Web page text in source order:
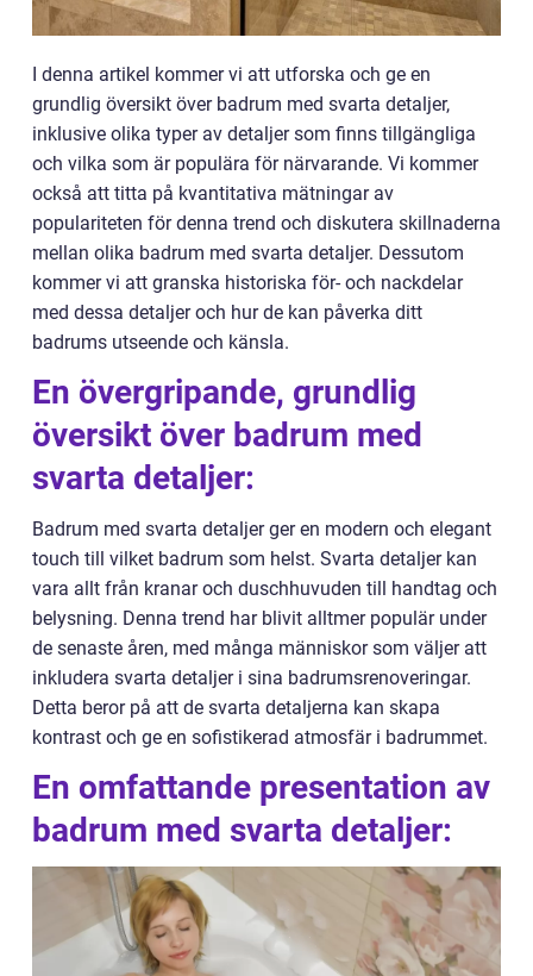
I denna artikel kommer vi att utforska och ge en
grundlig översikt över badrum med svarta detaljer,
inklusive olika typer av detaljer som finns tillgängliga
och vilka som är populära för närvarande. Vi kommer
också att titta på kvantitativa mätningar av
populariteten för denna trend och diskutera skillnaderna
mellan olika badrum med svarta detaljer. Dessutom
kommer vi att granska historiska för- och nackdelar
med dessa detaljer och hur de kan påverka ditt
badrums utseende och känsla.
En övergripande, grundlig
översikt över badrum med
svarta detaljer:
Badrum med svarta detaljer ger en modern och elegant
touch till vilket badrum som helst. Svarta detaljer kan
vara allt från kranar och duschhuvuden till handtag och
belysning. Denna trend har blivit alltmer populär under
de senaste åren, med många människor som väljer att
inkludera svarta detaljer i sina badrumsrenoveringar.
Detta beror på att de svarta detaljerna kan skapa
kontrast och ge en sofistikerad atmosfär i badrummet.
En omfattande presentation av
badrum med svarta detaljer: